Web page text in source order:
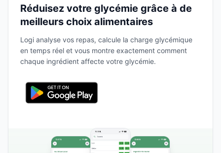
Réduisez votre glycémie grâce à de
meilleurs choix alimentaires
Logi analyse vos repas, calcule la charge glycémique
en temps réel et vous montre exactement comment
chaque ingrédient affecte votre glycémie.